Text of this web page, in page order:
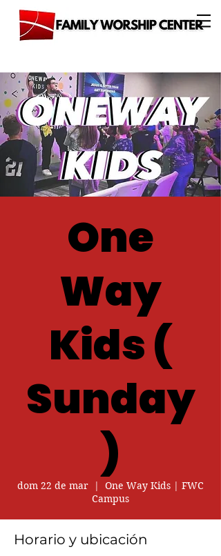
One
Way
Kids (
Sunday
)
dom 22 de mar
  |
One Way Kids | FWC
Campus
Horario y ubicación